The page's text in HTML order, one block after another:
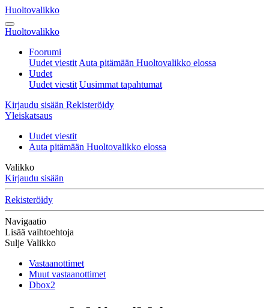
Huoltovalikko
Huoltovalikko
Foorumi
Uudet viestit Auta pitämään Huoltovalikko elossa
Uudet
Uudet viestit Uusimmat tapahtumat
Kirjaudu sisään Rekisteröidy
Yleiskatsaus
Uudet viestit
Auta pitämään Huoltovalikko elossa
Valikko
Kirjaudu sisään
Rekisteröidy
Navigaatio
Lisää vaihtoehtoja
Sulje Valikko
Vastaanottimet
Muut vastaanottimet
Dbox2